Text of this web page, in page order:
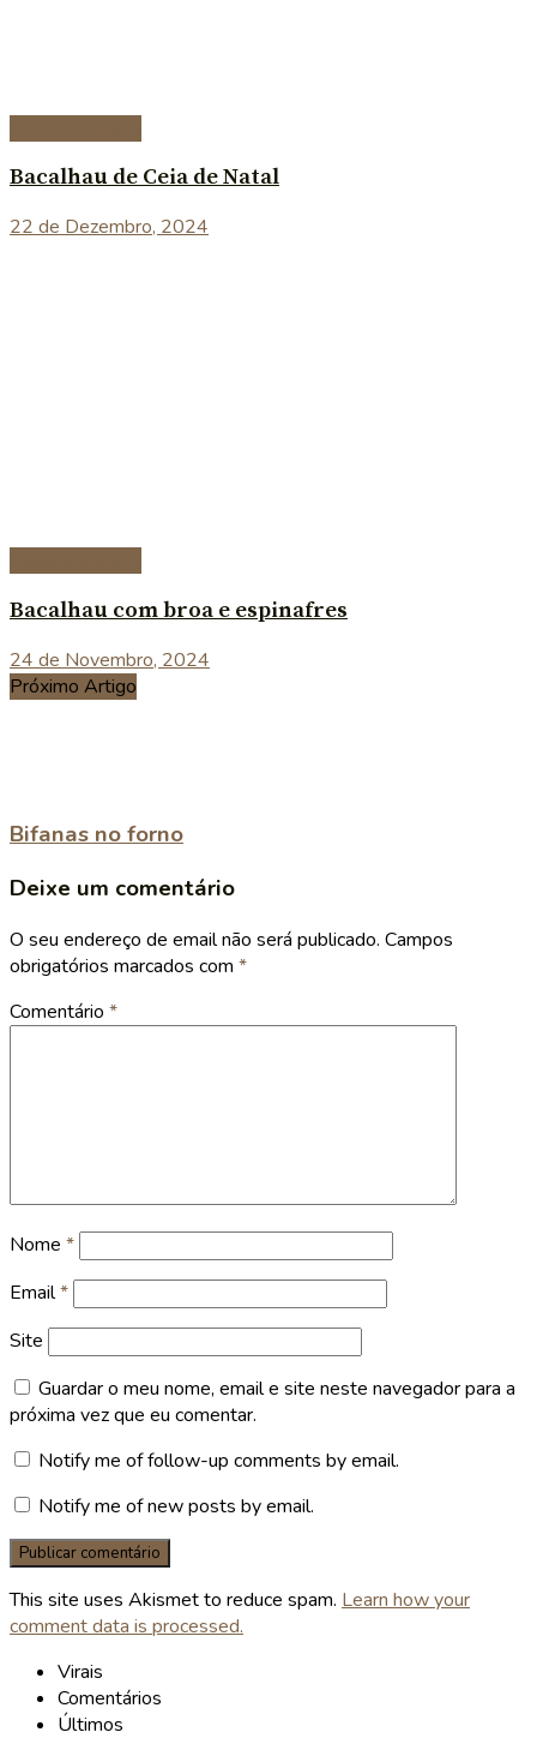
Bacalhau de Ceia de Natal
22 de Dezembro, 2024
Bacalhau com broa e espinafres
24 de Novembro, 2024
Próximo Artigo
Bifanas no forno
Deixe um comentário
O seu endereço de email não será publicado. Campos
obrigatórios marcados com *
Comentário *
Nome *
Email*
Site
Guardar o meu nome, email e site neste navegador para a
próxima vez que eu comentar.
Notify me of follow-up comments by email.
Notify me of new posts by email.
This site uses Akismet to reduce spam. Learn how your
comment data is processed.
Virais
Comentários
Últimos